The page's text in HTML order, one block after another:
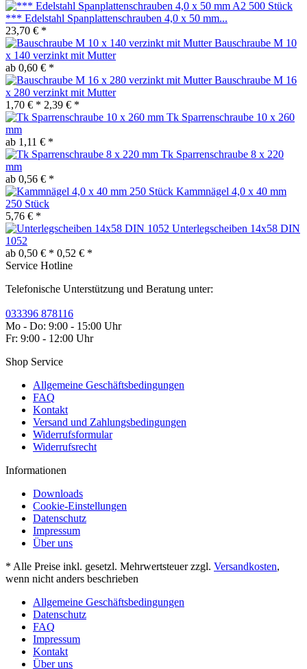
*** Edelstahl Spanplattenschrauben 4,0 x 50 mm...
23,70 € *
Bauschraube M 10
x 140 verzinkt mit Mutter
ab 0,60 € *
Bauschraube M 16
x 280 verzinkt mit Mutter
1,70 € * 2,39 € *
Tk Sparrenschraube 10 x 260
mm
ab 1,11 € *
Tk Sparrenschraube 8 x 220
mm
ab 0,56 € *
Kammnägel 4,0 x 40 mm
250 Stück
5,76 € *
Unterlegscheiben 14x58 DIN
1052
ab 0,50 € * 0,52 € *
Service Hotline
Telefonische Unterstützung und Beratung unter:
033396 878116
Mo - Do: 9:00 - 15:00 Uhr
Fr: 9:00 - 12:00 Uhr
Shop Service
Allgemeine Geschäftsbedingungen
FAQ
Kontakt
Versand und Zahlungsbedingungen
Widerrufsformular
Widerrufsrecht
Informationen
Downloads
Cookie-Einstellungen
Datenschutz
Impressum
Über uns
* Alle Preise inkl. gesetzl. Mehrwertsteuer zzgl. Versandkosten,
wenn nicht anders beschrieben
Allgemeine Geschäftsbedingungen
Datenschutz
FAQ
Impressum
Kontakt
Über uns